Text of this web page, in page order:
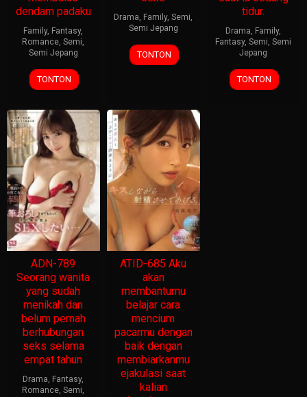
dendam padaku
Family, Fantasy,
Romance,Semi,
Semi Jepang
TONTON
Drama, Family,Semi,
Semi Jepang
TONTON
tidur.
Drama, Family,
Fantasy,Semi,Semi
Jepang
TONTON
ADN-789
Seorang wanita
yang sudah
menikah dan
belum pernah
berhubungan
seks selama
empat tahun
Drama, Fantasy,
Romance,Semi,
ATID-685 Aku
akan
membantumu
belajar cara
mencium
pacarmu dengan
baik dengan
membiarkanmu
ejakulasi saat
kalian